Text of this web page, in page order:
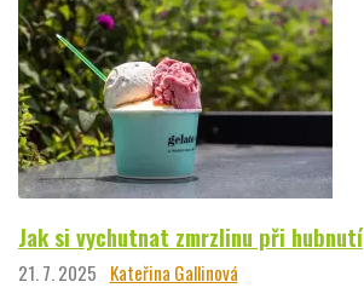
Jak si vychutnat zmrzlinu při hubnutí
21. 7. 2025 Kateřina Gallinová